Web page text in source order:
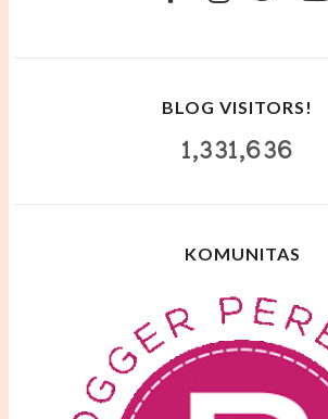
BLOG VISITORS!
1,331,636
KOMUNITAS